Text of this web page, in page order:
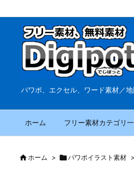
パワポ、エクセル、ワード素材／
ホーム フリー素材カテゴリ
ホーム > パワポイラスト素材 >